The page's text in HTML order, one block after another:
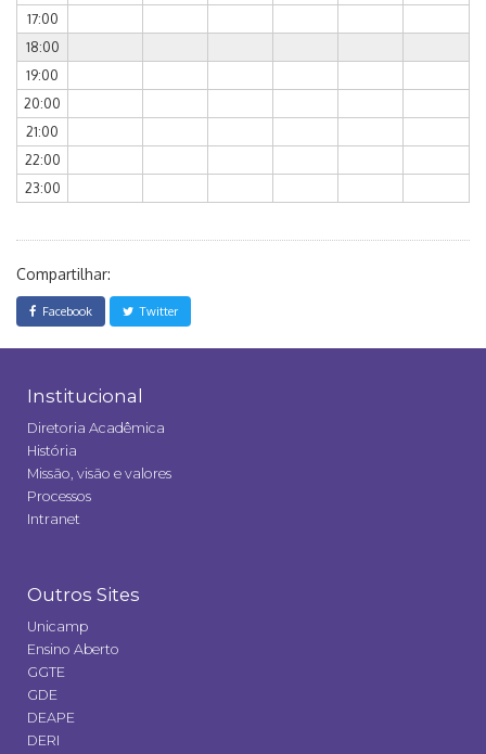
17:00
18:00
19:00
20:00
21:00
22:00
23:00
Compartilhar:
Facebook Twitter
Institucional
Diretoria Acadêmica
História
Missão, visão e valores
Processos
Intranet
Outros Sites
Unicamp
Ensino Aberto
GGTE
GDE
DEAPE
DERI